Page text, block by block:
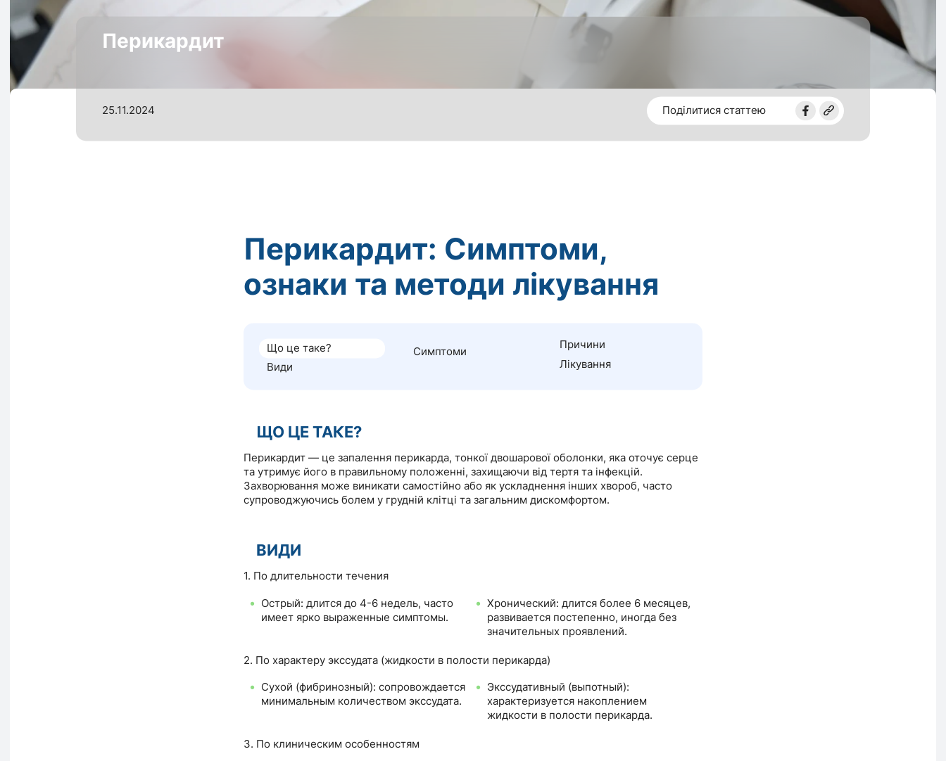
Перикардит
25.11.2024 Поділитися статтею
Перикардит: Симптоми,
ознаки та методи лікування
Що це таке?
Види
Симптоми
Причини
Лікування
ЩО ЦЕ ТАКЕ?
Перикардит — це запалення перикарда, тонкої двошарової оболонки, яка оточує серце
та утримує його в правильному положенні, захищаючи від тертя та інфекцій.
Захворювання може виникати самостійно або як ускладнення інших хвороб, часто
супроводжуючись болем у грудній клітці та загальним дискомфортом.
ВИДИ
1. По длительности течения
Острый: длится до 4-6 недель, часто
имеет ярко выраженные симптомы.
Хронический: длится более 6 месяцев,
развивается постепенно, иногда без
значительных проявлений.
2. По характеру экссудата (жидкости в полости перикарда)
Сухой (фибринозный): сопровождается
минимальным количеством экссудата.
Экссудативный (выпотный):
характеризуется накоплением
жидкости в полости перикарда.
3. По клиническим особенностям